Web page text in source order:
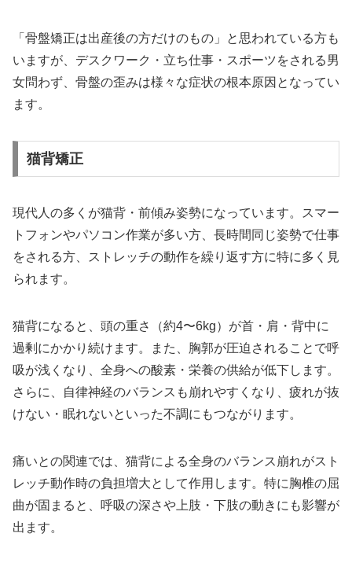
「骨盤矯正は出産後の方だけのもの」と思われている方も
いますが、デスクワーク・立ち仕事・スポーツをされる男
女問わず、骨盤の歪みは様々な症状の根本原因となってい
ます。
猫背矯正
現代人の多くが猫背・前傾み姿勢になっています。スマー
トフォンやパソコン作業が多い方、長時間同じ姿勢で仕事
をされる方、ストレッチの動作を繰り返す方に特に多く見
られます。
猫背になると、頭の重さ（約4〜6kg）が首・肩・背中に
過剰にかかり続けます。また、胸郭が圧迫されることで呼
吸が浅くなり、全身への酸素・栄養の供給が低下します。
さらに、自律神経のバランスも崩れやすくなり、疲れが抜
けない・眠れないといった不調にもつながります。
痛いとの関連では、猫背による全身のバランス崩れがスト
レッチ動作時の負担増大として作用します。特に胸椎の屈
曲が固まると、呼吸の深さや上肢・下肢の動きにも影響が
出ます。